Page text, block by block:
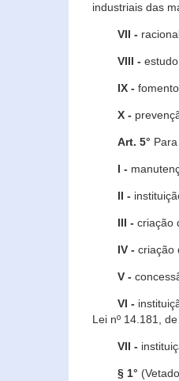
industriais das
VII -
VIII -
IX -
X -
Art. 5°
I -
II -
III - criação
IV - criação
V -
VI -
Lei nº 14.181,
VII -
§ 1°